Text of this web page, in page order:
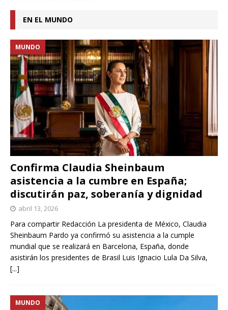
EN EL MUNDO
Confirma Claudia Sheinbaum
asistencia a la cumbre en España;
discutirán paz, soberanía y dignidad
MUNDO
abril 13, 2026
Para compartir Redacción La presidenta de México, Claudia
Sheinbaum Pardo ya confirmó su asistencia a la cumple
mundial que se realizará en Barcelona, España, donde
asistirán los presidentes de Brasil Luis Ignacio Lula Da Silva,
[...]
MUNDO